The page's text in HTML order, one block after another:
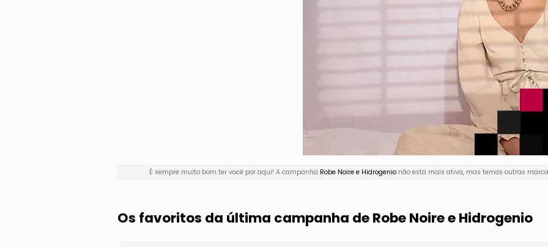
É sempre muito bom ter você por aqui! A campanha Robe Noire e Hidrogenionão está mais ativa, mas temos outras
Os favoritos da última campanha de Robe Noire e Hidrogenio